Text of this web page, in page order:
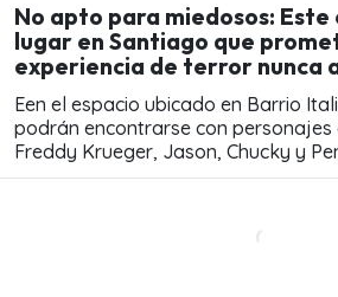
No apto para miedosos: Este
lugar en Santiago que
experiencia de terror nunca
Een el espacio ubicado en Barrio
podrán encontrarse con personajes
Freddy Krueger, Jason, Chucky y